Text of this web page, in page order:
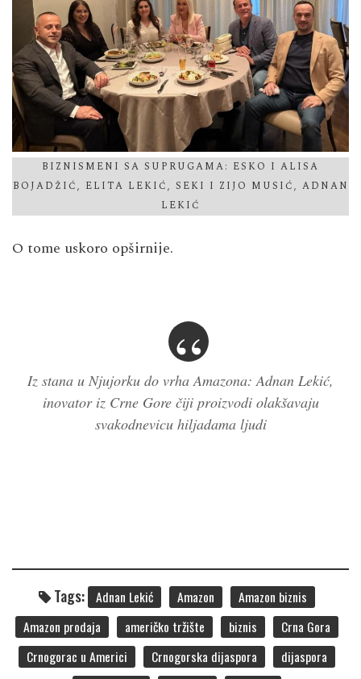
BIZNISMENI SA SUPRUGAMA: ESKO I ALISA
BOJADŽIĆ, ELITA LEKIĆ, SEKI I ZIJO MUSIĆ, ADNAN
LEKIĆ
O tome uskoro opširnije.
Iz stana u Njujorku do vrha Amazona: Adnan Lekić,
inovator iz Crne Gore čiji proizvodi olakšavaju
svakodnevicu hiljadama ljudi
Tags: Adnan Lekić Amazon
Amazon biznis
Amazon prodaja
američko tržište biznis
Crna Gora
Crnogorac u Americi
Crnogorska dijaspora
dijaspora